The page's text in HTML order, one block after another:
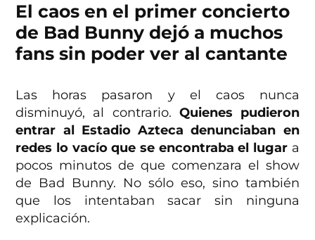
El caos en el primer concierto
de Bad Bunny dejó a muchos
fans sin poder ver al cantante
Las horas pasaron y el caos nunca
disminuyó, al contrario. Quienes pudieron
entrar al Estadio Azteca denunciaban en
redes lo vacío que se encontraba el lugara
pocos minutos de que comenzara el show
de Bad Bunny. No sólo eso, sino también
que los intentaban sacar sin ninguna
explicación.